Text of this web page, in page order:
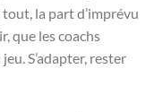
la part d’imprévu
que les coachs
S’adapter, rester